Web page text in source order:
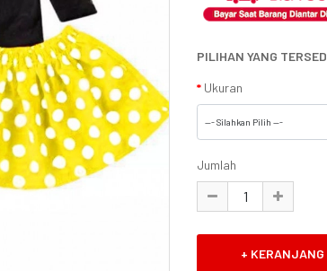
PILIHAN YANG
Ukuran
Jumlah